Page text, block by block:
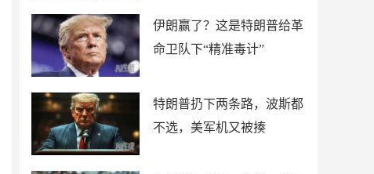
伊朗赢了？这是特朗普给革
命卫队下“精准毒计”
特朗普扔下两条路，波斯都
不选，美军机又被揍